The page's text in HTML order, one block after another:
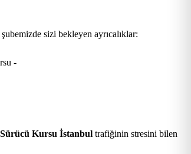
şubemizde sizi bekleyen ayrıcalıklar:
Sürücü Kursu İstanbul trafiğinin stresini bilen